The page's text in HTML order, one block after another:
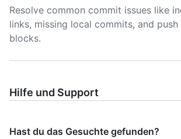
Resolve common commit issues like
links, missing local commits, and
blocks.
Hilfe und Support
Hast du das Gesuchte gefunden?